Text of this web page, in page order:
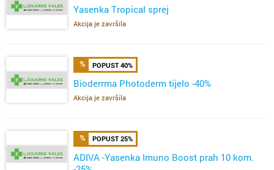
Yasenka Tropical sprej
Akcija je završila
POPUST 40%
Bioderrma Photoderm tijelo -40%
Akcija je završila
POPUST 25%
ADIVA -Yasenka Imuno Boost prah 10 kom.